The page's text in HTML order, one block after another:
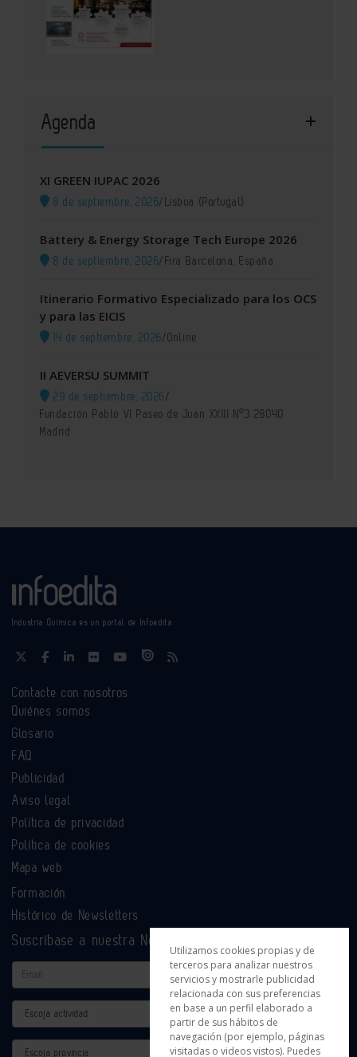
Agenda
XI GREEN IUPAC 2026
8 de septiembre, 2026/Lisboa (Portugal)
Battery & Energy Storage Tech Europe 2026
8 de septiembre, 2026/Fira Barcelona, España
Itinerario Formativo Especializado para los OCS
y para las EICIS
14 de septiembre, 2026/Online
II AEVERSU SUMMIT
29 de septiembre, 2026/
Fundación Pablo VI Paseo de Juan XXIII Nº3 28040
Madrid
Industria Química es un portal de Infoedita
Contacte con nosotros
Quiénes somos
Glosario
FAQ
Publicidad
Aviso legal
Política de privacidad
Política de cookies
Mapa web
Formación
Histórico de Newsletters
Suscríbase a nuestra Newsletter
Email
Actividad
Provincia
Utilizamos cookies propias y de
terceros para analizar nuestros
servicios y mostrarle publicidad
relacionada con sus preferencias
en base a un perfil elaborado a
partir de sus hábitos de
navegación (por ejemplo, páginas
visitadas o videos vistos). Puedes